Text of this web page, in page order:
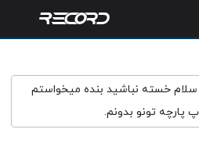
سلام خسته نباشید بنده میخواستم
تونو بدونم.